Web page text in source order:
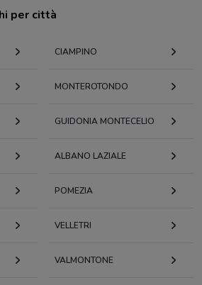
per città
CIAMPINO
MONTEROTONDO
GUIDONIA MONTECELIO
ALBANO LAZIALE
POMEZIA
VELLETRI
VALMONTONE